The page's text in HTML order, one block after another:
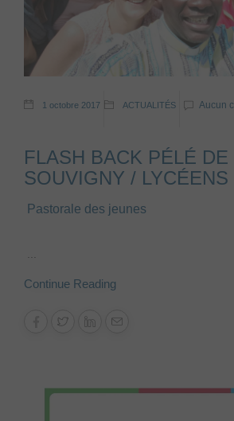
1 octobre 2017 ACTUALITÉS Aucun
FLASH BACK PÉLÉ DE
SOUVIGNY /
Pastorale des jeunes
...
Continue Reading